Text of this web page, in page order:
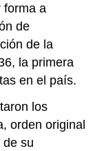
forma a
de
de la
la primera
en el país.
los
orden original
de su